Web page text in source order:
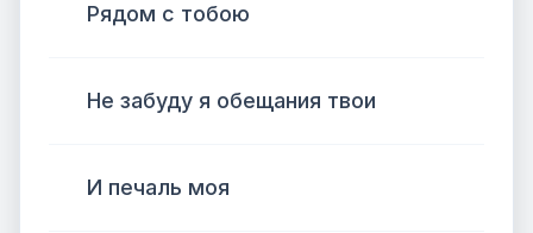
Рядом с тобою
Не забуду я обещания твои
И печаль моя